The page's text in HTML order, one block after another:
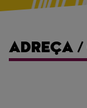
ADREÇA /